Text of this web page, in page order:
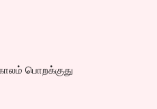
பொறக்குது